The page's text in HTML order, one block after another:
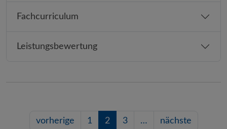
Fachcurriculum
Leistungsbewertung
vorherige 1 2 3 … nächste